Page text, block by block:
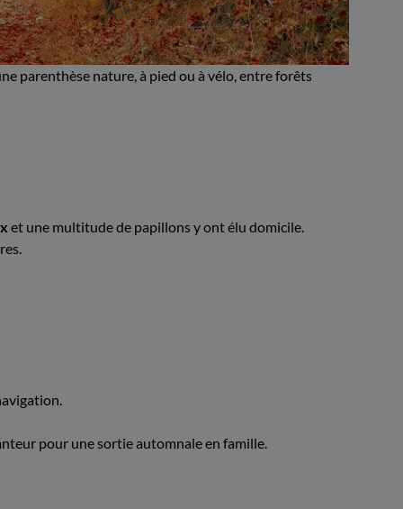
parenthèse nature, à pied ou à vélo, entre forêts
et une multitude de papillons y ont élu domicile.
pour une sortie automnale en famille.